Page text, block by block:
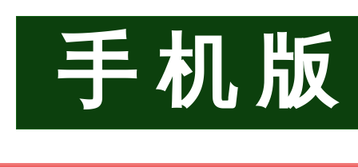
手 机 版